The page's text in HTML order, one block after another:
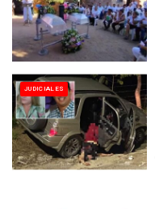
JUDICIALES